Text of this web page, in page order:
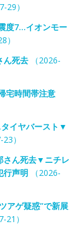
29）
度7…イオンモー
）
死去（2026-
宅時間帯注意
イヤバースト▼
）
ん死去▼ニチレ
行声明（2026-
ゲ疑惑”で新展
）